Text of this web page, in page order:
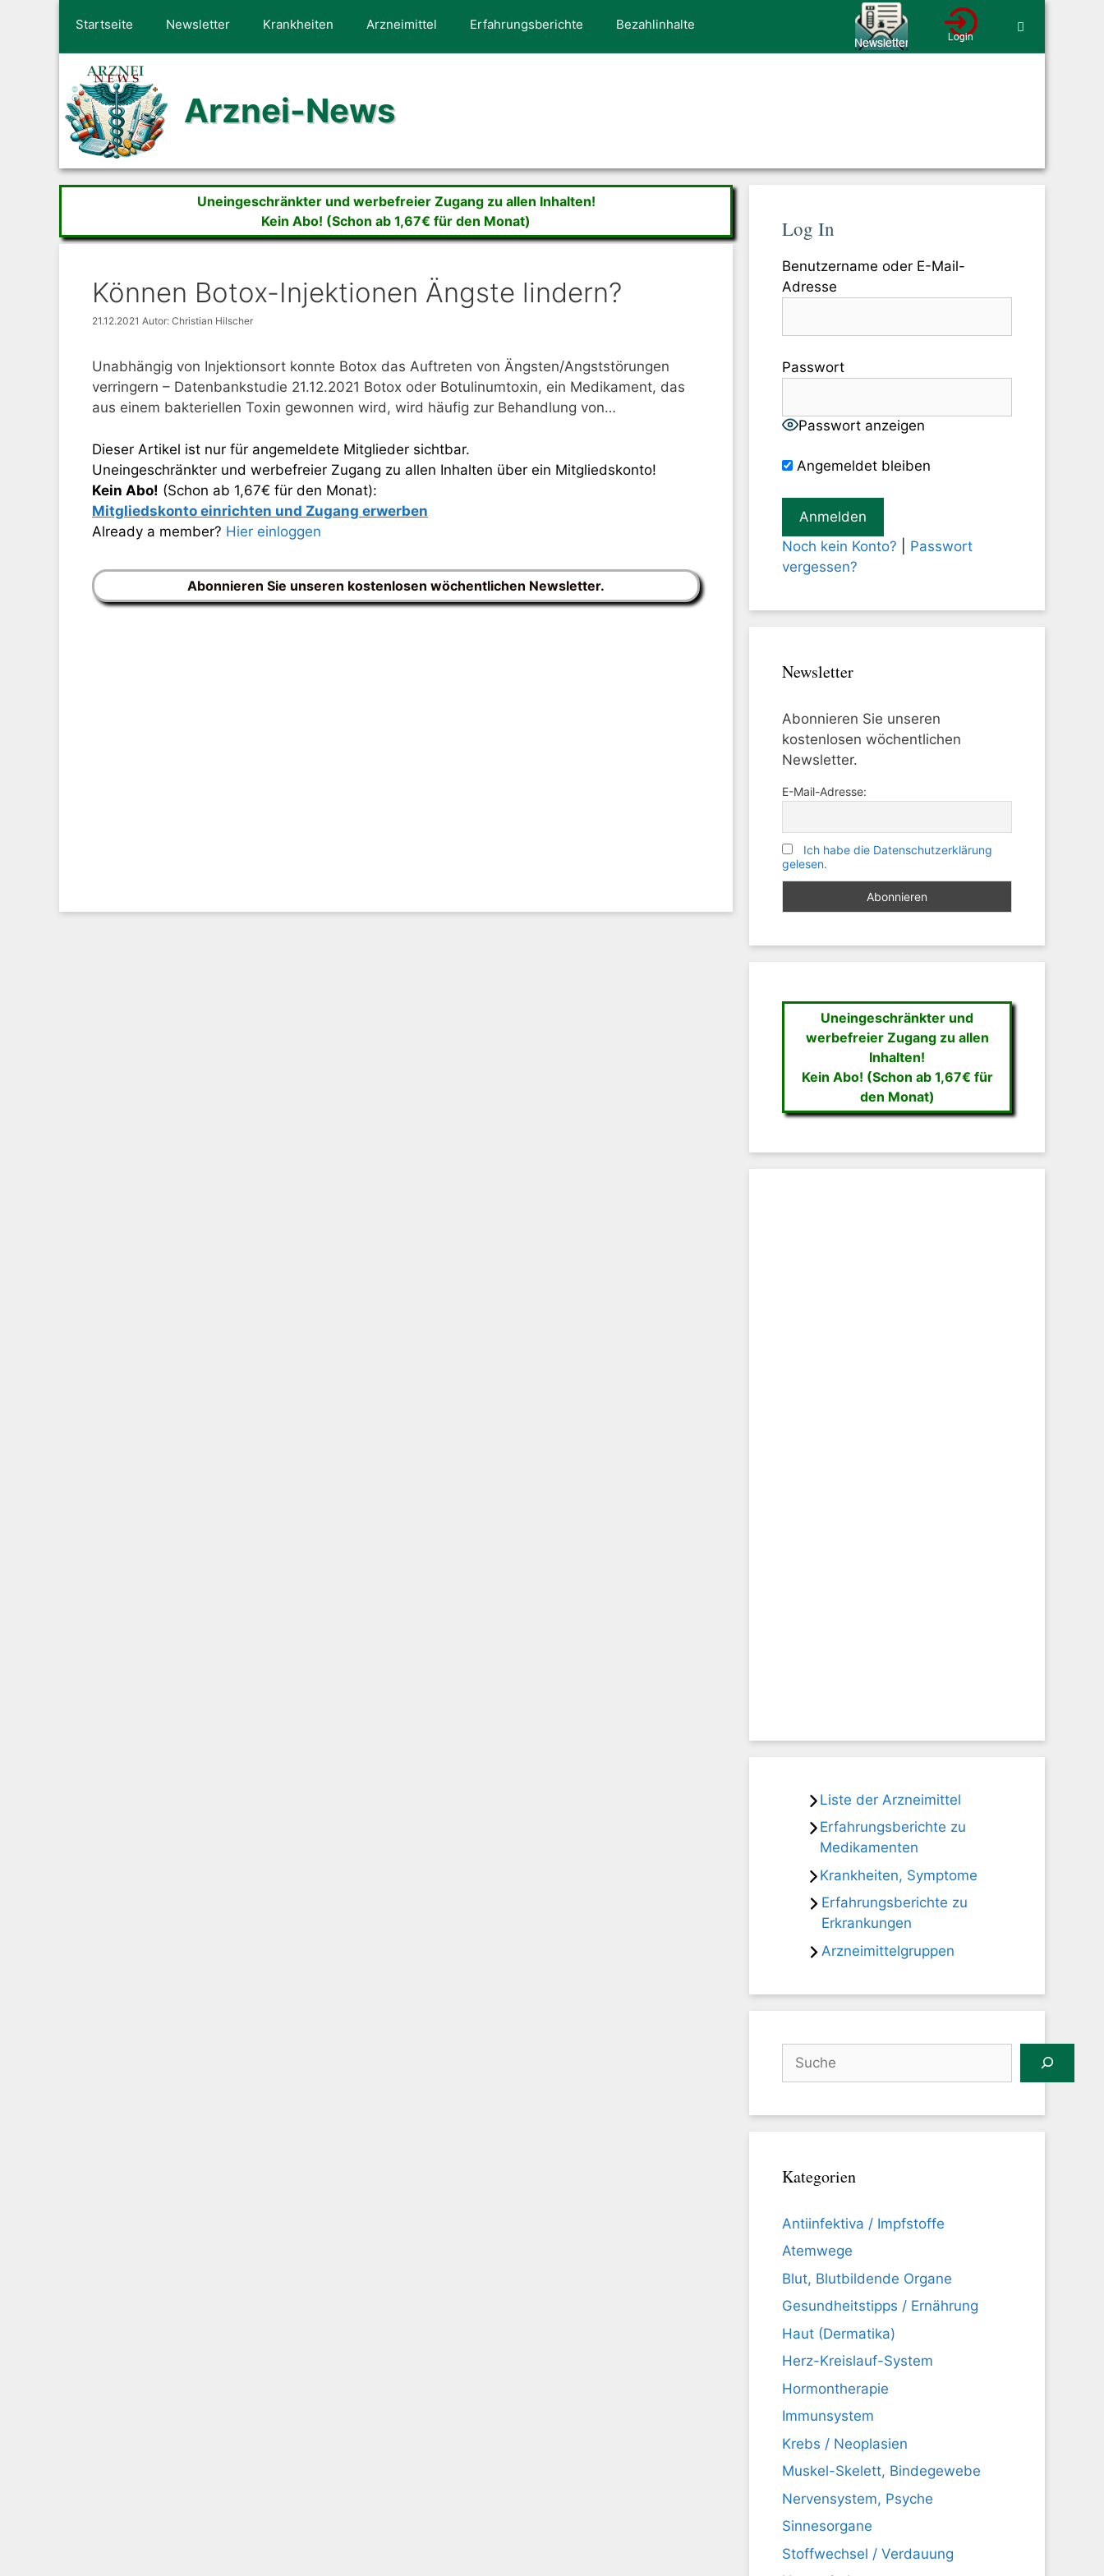
Startseite Newsletter Krankheiten Arzneimittel Erfahrungsberichte Bezahlinhalte
Arznei-News
Uneingeschränkter und werbefreier Zugang zu allen Inhalten!
Kein Abo! (Schon ab 1,67€ für den Monat)
Können Botox-Injektionen Ängste lindern?
21.12.2021 Autor: Christian Hilscher
Unabhängig von Injektionsort konnte Botox das Auftreten von Ängsten/Angststörungen
verringern – Datenbankstudie 21.12.2021 Botox oder Botulinumtoxin, ein Medikament, das
aus einem bakteriellen Toxin gewonnen wird, wird häufig zur Behandlung von…
Dieser Artikel ist nur für angemeldete Mitglieder sichtbar.
Uneingeschränkter und werbefreier Zugang zu allen Inhalten über ein Mitgliedskonto!
Kein Abo! (Schon ab 1,67€ für den Monat):
Mitgliedskonto einrichten und Zugang erwerben
Already a member? Hier einloggen
Abonnieren Sie unseren kostenlosen wöchentlichen Newsletter.
Log In
Benutzername oder E-Mail-
Adresse
Passwort
Passwort anzeigen
Angemeldet bleiben
Noch kein Konto?
Passwort
vergessen?
Newsletter
Abonnieren Sie unseren
kostenlosen wöchentlichen
Newsletter.
E-Mail-Adresse:
Ich habe die Datenschutzerklärung
gelesen.
Uneingeschränkter und
werbefreier Zugang zu allen
Inhalten!
Kein Abo! (Schon ab 1,67€ für
den Monat)
Liste der Arzneimittel
Erfahrungsberichte zu
Medikamenten
Krankheiten, Symptome
Erfahrungsberichte zu
Erkrankungen
Arzneimittelgruppen
Kategorien
Antiinfektiva / Impfstoffe
Atemwege
Blut, Blutbildende Organe
Gesundheitstipps / Ernährung
Haut (Dermatika)
Herz-Kreislauf-System
Hormontherapie
Immunsystem
Krebs / Neoplasien
Muskel-Skelett, Bindegewebe
Nervensystem, Psyche
Sinnesorgane
Stoffwechsel / Verdauung